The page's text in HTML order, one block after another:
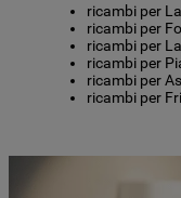
ricambi per
ricambi per
ricambi per
ricambi per
ricambi per
ricambi per